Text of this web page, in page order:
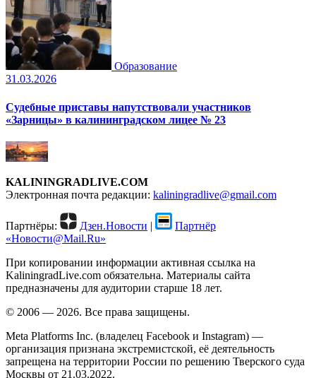
Образование
31.03.2026
Судебные приставы напутствовали участников
«Зарницы» в калининградском лицее № 23
KALININGRADLIVE.COM
Электронная почта редакции: kaliningradlive@gmail.com
Партнёры: Дзен.Новости |
Партнёр
«Новости@Mail.Ru»
При копировании информации активная ссылка на
KaliningradLive.com обязательна. Материалы сайта
предназначены для аудитории старше 18 лет.
© 2006 — 2026. Все права защищены.
Meta Platforms Inc. (владелец Facebook и Instagram) —
организация признана экстремистской, её деятельность
запрещена на территории России по решению Тверского суда
Москвы от 21.03.2022.